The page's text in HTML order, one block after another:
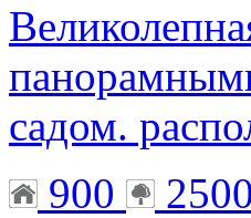
садом.
900
2500